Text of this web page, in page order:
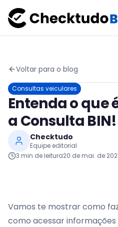
Voltar para o blog
Consultas veiculares
Entenda o que
a Consulta BIN!
Checktudo
Equipe editorial
3 min de leitura20 de mai. de
Vamos te mostrar como
como acessar